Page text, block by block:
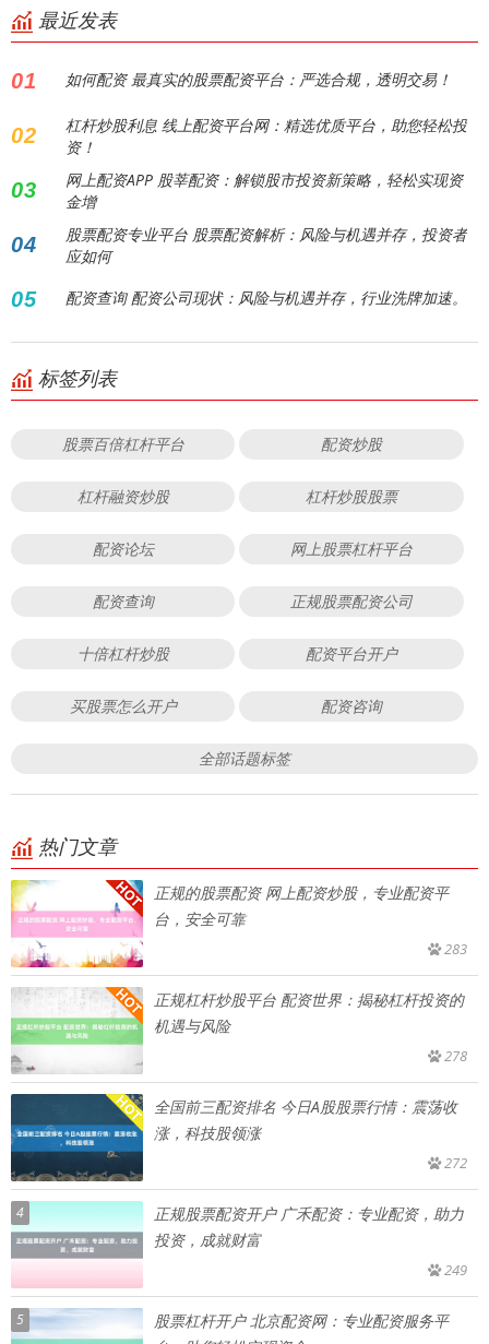
最近发表
01 如何配资 最真实的股票配资平台：严选合规，透明交易！
02
杠杆炒股利息 线上配资平台网：精选优质平台，助您轻松投
资！
03
网上配资APP 股莘配资：解锁股市投资新策略，轻松实现资
金增
04
股票配资专业平台 股票配资解析：风险与机遇并存，投资者
应如何
05 配资查询 配资公司现状：风险与机遇并存，行业洗牌加速。
标签列表
股票百倍杠杆平台 配资炒股
杠杆融资炒股 杠杆炒股股票
配资论坛 网上股票杠杆平台
配资查询 正规股票配资公司
十倍杠杆炒股 配资平台开户
买股票怎么开户 配资咨询
全部话题标签
热门文章
正规的股票配资 网上配资炒股，专业配资平
台，安全可靠
283
正规杠杆炒股平台 配资世界：揭秘杠杆投资的
机遇与风险
278
全国前三配资排名 今日A股股票行情：震荡收
涨，科技股领涨
272
4
正规股票配资开户 广禾配资：专业配资，助力
投资，成就财富
249
5
股票杠杆开户 北京配资网：专业配资服务平